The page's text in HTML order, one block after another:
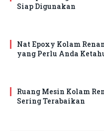
Siap Digunakan
Nat Epoxy Kolam
yang Perlu Anda
Ruang Mesin Kolam
Sering Terabaikan